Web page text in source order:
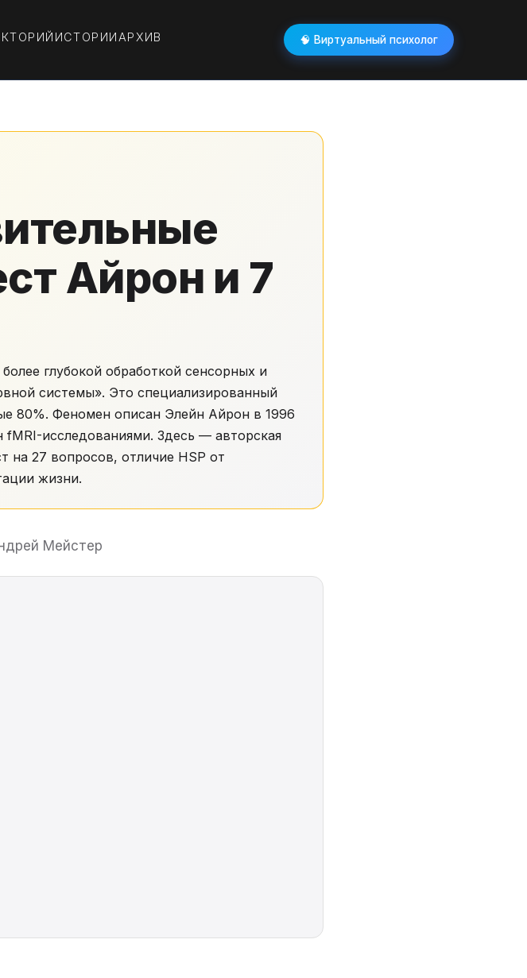
ИСТОРИИ АРХИВ 🧠 Виртуальный психолог
Айрон и 7
глубокой обработкой сенсорных и
системы». Это специализированный
80%. Феномен описан Элейн Айрон в 1996
исследованиями. Здесь — авторская
на 27 вопросов, отличие HSP от
жизни.
Мейстер